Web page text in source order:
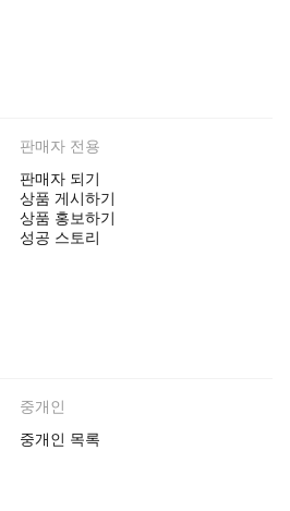
판매자 전용
판매자 되기
상품 게시하기
상품 홍보하기
성공 스토리
중개인
중개인 목록